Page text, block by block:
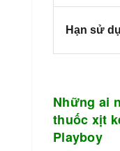
Hạn sử
Những ai
thuốc xịt
Playboy